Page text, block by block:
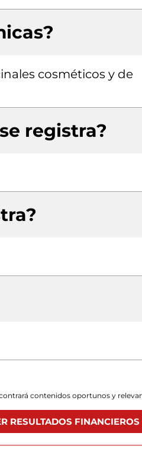
cosméticos y de
registra?
contenidos oportunos y
RESULTADOS FINANCIEROS